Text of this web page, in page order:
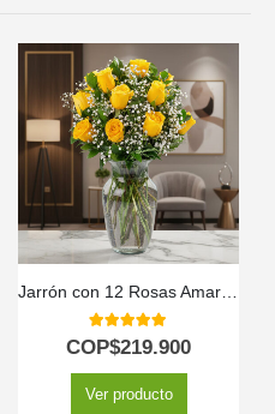
Jarrón con 12 Rosas Amarillas
5.00out of 5
COP$219.900
Ver producto